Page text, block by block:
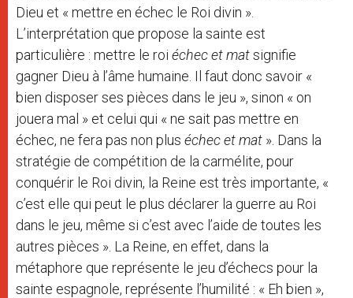
Dieu et « mettre en échec le Roi divin ».
L’interprétation que propose la sainte est
particulière : mettre le roi échec et matsignifie
gagner Dieu à l’âme humaine. Il faut donc savoir «
bien disposer ses pièces dans le jeu », sinon « on
jouera mal » et celui qui « ne sait pas mettre en
échec, ne fera pas non plus échec et mat ». Dans la
stratégie de compétition de la carmélite, pour
conquérir le Roi divin, la Reine est très importante, «
c’est elle qui peut le plus déclarer la guerre au Roi
dans le jeu, même si c’est avec l’aide de toutes les
autres pièces ». La Reine, en effet, dans la
métaphore que représente le jeu d’échecs pour la
sainte espagnole, représente l’humilité : « Eh bien »,